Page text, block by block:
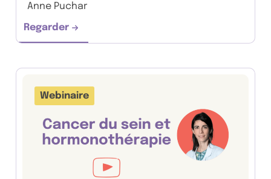
Anne Puchar
Regarder
Comment mesurer la qualité de vie des
Webinaire